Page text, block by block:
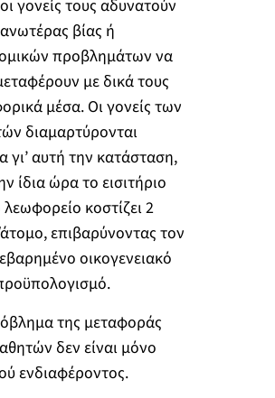
γονείς τους αδυνατούν
βίας ή
προβλημάτων να
με δικά τους
μέσα. Οι γονείς των
διαμαρτύρονται
γι’ αυτή την κατάσταση,
ίδια ώρα το εισιτήριο
λεωφορείο κοστίζει 2
επιβαρύνοντας τον
οικογενειακό
της μεταφοράς
δεν είναι μόνο
ενδιαφέροντος.